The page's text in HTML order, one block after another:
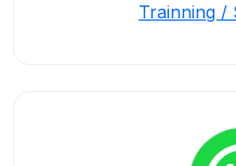
Trainning /